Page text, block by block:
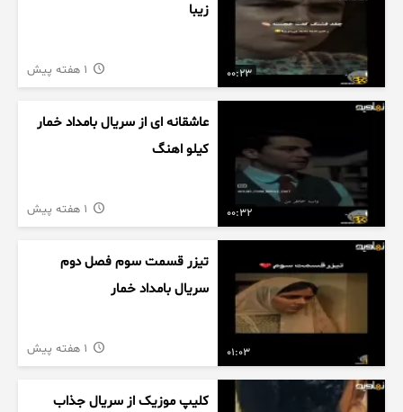
00:23
زیبا
00:32
عاشقانه ای از سریال بامداد خمار
کیلو اهنگ
01:03
تیزر قسمت سوم فصل دوم
سریال بامداد خمار
کلیپ موزیک از سریال جذاب